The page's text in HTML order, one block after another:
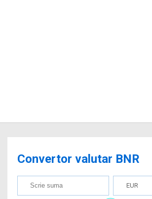
Convertor valutar BNR
EUR